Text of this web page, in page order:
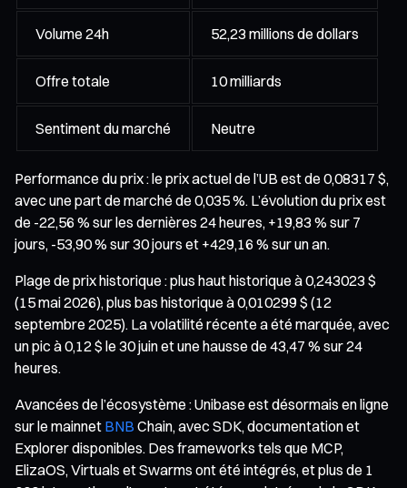
Volume 24h 52,23 millions de dollars
Offre totale 10 milliards
Sentiment du marché Neutre
Performance du prix : le prix actuel de l’UB est de 0,08317 $,
avec une part de marché de 0,035 %. L’évolution du prix est
de -22,56 % sur les dernières 24 heures, +19,83 % sur 7
jours, -53,90 % sur 30 jours et +429,16 % sur un an.
Plage de prix historique : plus haut historique à 0,243023 $
(15 mai 2026), plus bas historique à 0,010299 $ (12
septembre 2025). La volatilité récente a été marquée, avec
un pic à 0,12 $ le 30 juin et une hausse de 43,47 % sur 24
heures.
Avancées de l’écosystème : Unibase est désormais en ligne
sur le mainnet BNB Chain, avec SDK, documentation et
Explorer disponibles. Des frameworks tels que MCP,
ElizaOS, Virtuals et Swarms ont été intégrés, et plus de 1